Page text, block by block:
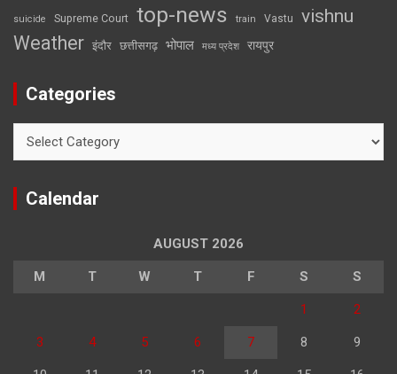
suicide Supreme Court top-news train Vastu vishnu
Weather इंदौर छत्तीसगढ़ भोपाल मध्य प्रदेश रायपुर
Categories
Calendar
AUGUST 2026
M T W T F S S
1 2
3 4 5 6 7 8 9